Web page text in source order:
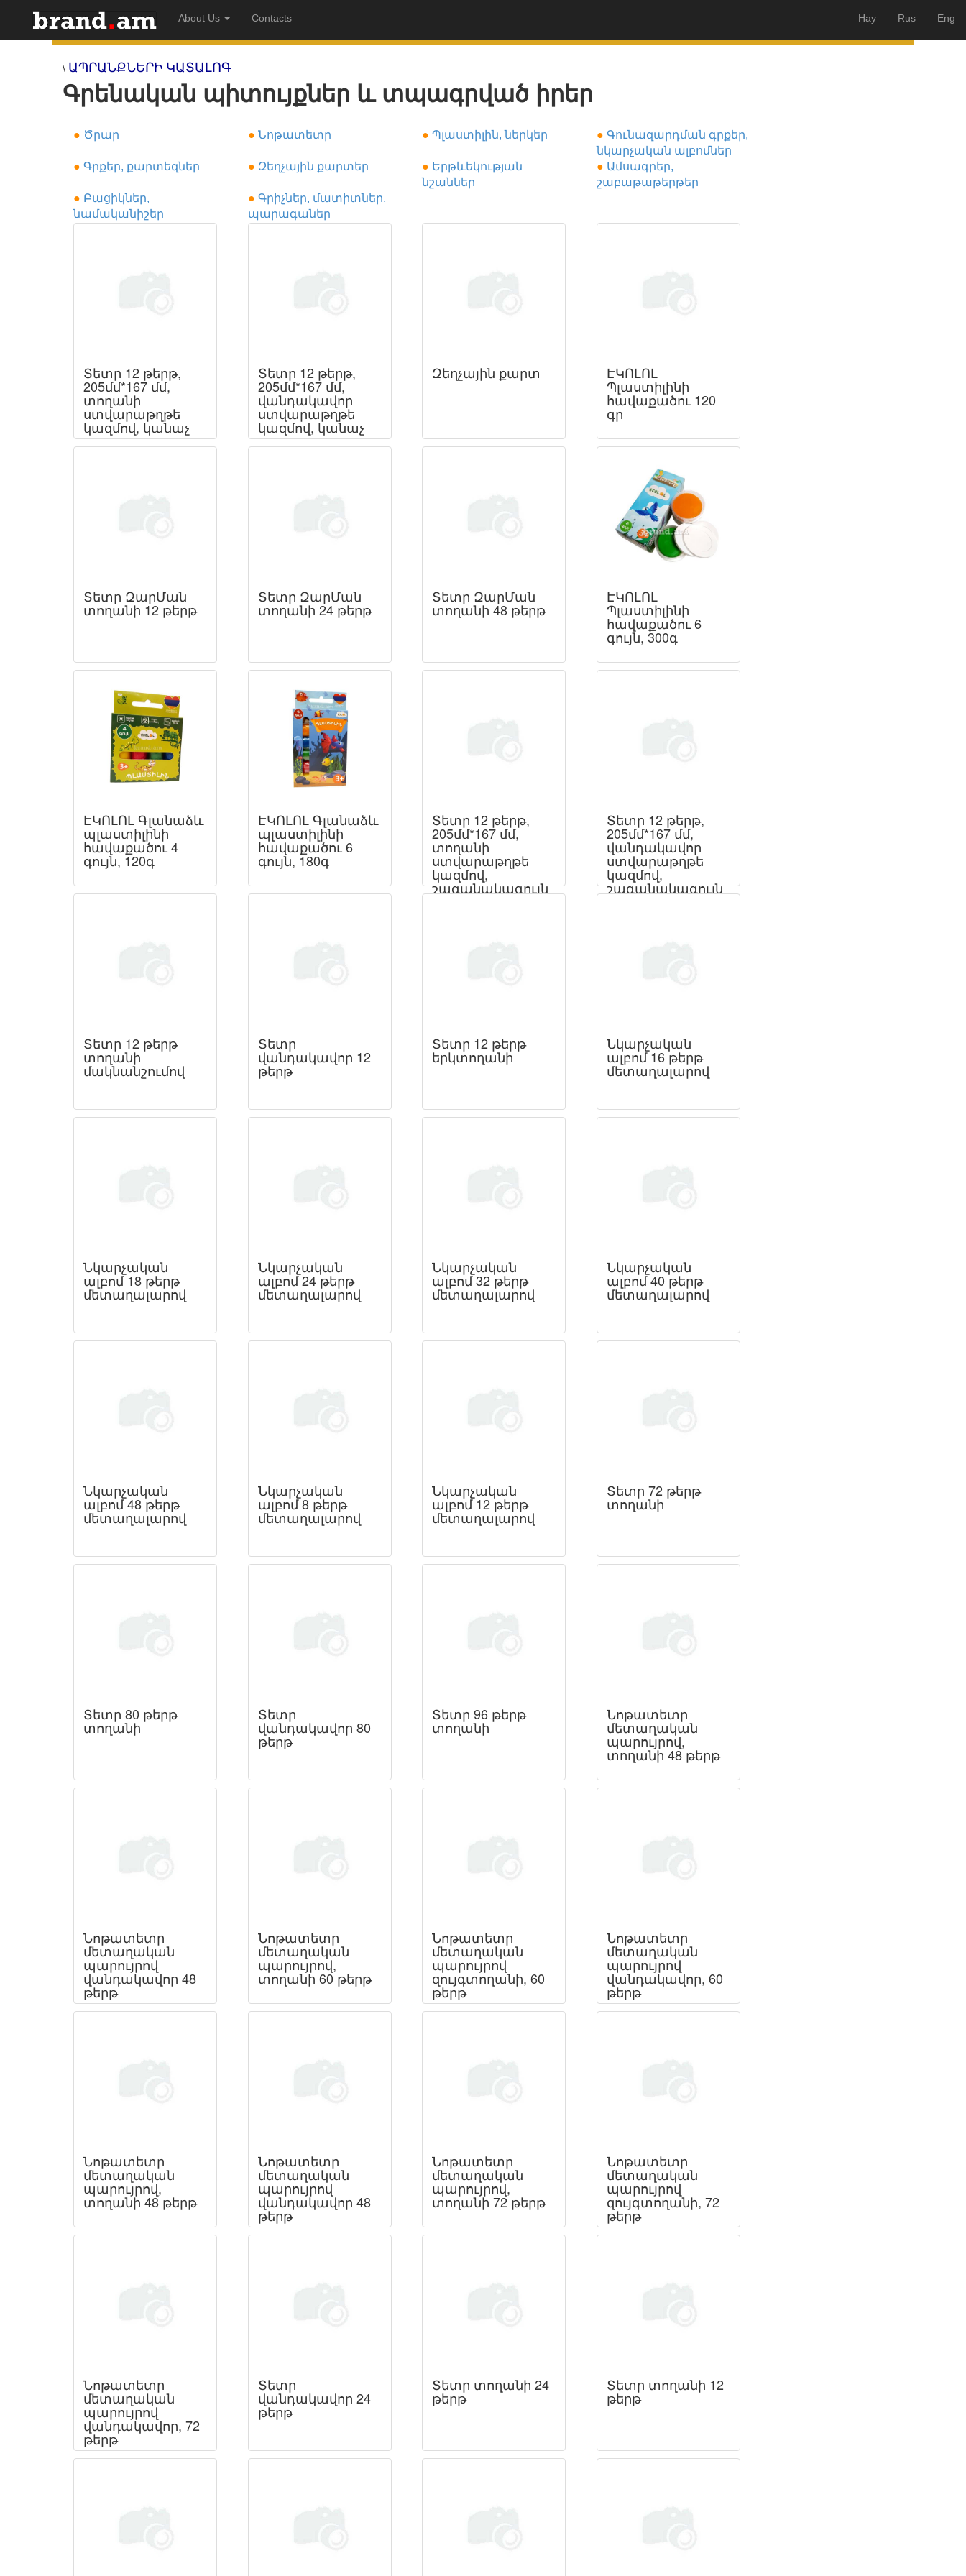
About Us Contacts Hay Rus Eng
\ ԱՊՐԱՆՔՆԵՐԻ ԿԱՏԱԼՈԳ
Գրենական պիտույքներ և տպագրված իրեր
● Ծրար ● Նոթատետր ● Պլաստիլին, ներկեր ● Գունազարդման գրքեր,
նկարչական ալբոմներ
● Գրքեր, քարտեզներ ● Զեղչային քարտեր ● Երթևեկության
նշաններ
● Ամսագրեր,
շաբաթաթերթեր
● Բացիկներ,
նամականիշեր
● Գրիչներ, մատիտներ,
պարագաներ
Տետր 12 թերթ,
205մմ*167 մմ,
տողանի
ստվարաթղթե
կազմով, կանաչ
Տետր 12 թերթ,
205մմ*167 մմ,
վանդակավոր
ստվարաթղթե
կազմով, կանաչ
Զեղչային քարտ ԷԿՈԼՈԼ
Պլաստիլինի
հավաքածու 120
գր
Տետր ԶարՄան
տողանի 12 թերթ
Տետր ԶարՄան
տողանի 24 թերթ
Տետր ԶարՄան
տողանի 48 թերթ
ԷԿՈԼՈԼ
Պլաստիլինի
հավաքածու 6
գույն, 300գ
ԷԿՈԼՈԼ Գլանաձև
պլաստիլինի
հավաքածու 4
գույն, 120գ
ԷԿՈԼՈԼ Գլանաձև
պլաստիլինի
հավաքածու 6
գույն, 180գ
Տետր 12 թերթ,
205մմ*167 մմ,
տողանի
ստվարաթղթե
կազմով,
շագանակագույն
Տետր 12 թերթ,
205մմ*167 մմ,
վանդակավոր
ստվարաթղթե
կազմով,
շագանակագույն
Տետր 12 թերթ
տողանի
մակնանշումով
Տետր
վանդակավոր 12
թերթ
Տետր 12 թերթ
երկտողանի
Նկարչական
ալբոմ 16 թերթ
մետաղալարով
Նկարչական
ալբոմ 18 թերթ
մետաղալարով
Նկարչական
ալբոմ 24 թերթ
մետաղալարով
Նկարչական
ալբոմ 32 թերթ
մետաղալարով
Նկարչական
ալբոմ 40 թերթ
մետաղալարով
Նկարչական
ալբոմ 48 թերթ
մետաղալարով
Նկարչական
ալբոմ 8 թերթ
մետաղալարով
Նկարչական
ալբոմ 12 թերթ
մետաղալարով
Տետր 72 թերթ
տողանի
Տետր 80 թերթ
տողանի
Տետր
վանդակավոր 80
թերթ
Տետր 96 թերթ
տողանի
Նոթատետր
մետաղական
պարույրով,
տողանի 48 թերթ
Նոթատետր
մետաղական
պարույրով
վանդակավոր 48
թերթ
Նոթատետր
մետաղական
պարույրով,
տողանի 60 թերթ
Նոթատետր
մետաղական
պարույրով
զույգտողանի, 60
թերթ
Նոթատետր
մետաղական
պարույրով
վանդակավոր, 60
թերթ
Նոթատետր
մետաղական
պարույրով,
տողանի 48 թերթ
Նոթատետր
մետաղական
պարույրով
վանդակավոր 48
թերթ
Նոթատետր
մետաղական
պարույրով,
տողանի 72 թերթ
Նոթատետր
մետաղական
պարույրով
զույգտողանի, 72
թերթ
Նոթատետր
մետաղական
պարույրով
վանդակավոր, 72
թերթ
Տետր
վանդակավոր 24
թերթ
Տետր տողանի 24
թերթ
Տետր տողանի 12
թերթ